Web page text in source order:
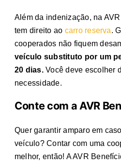
Além da indenização, na
tem direito ao carro reserva.
cooperados não fiquem
veículo substituto por um
20 dias.Você deve escolher
necessidade.
Conte com a AVR
Quer garantir amparo em
veículo? Contar com uma
melhor, então! A AVR